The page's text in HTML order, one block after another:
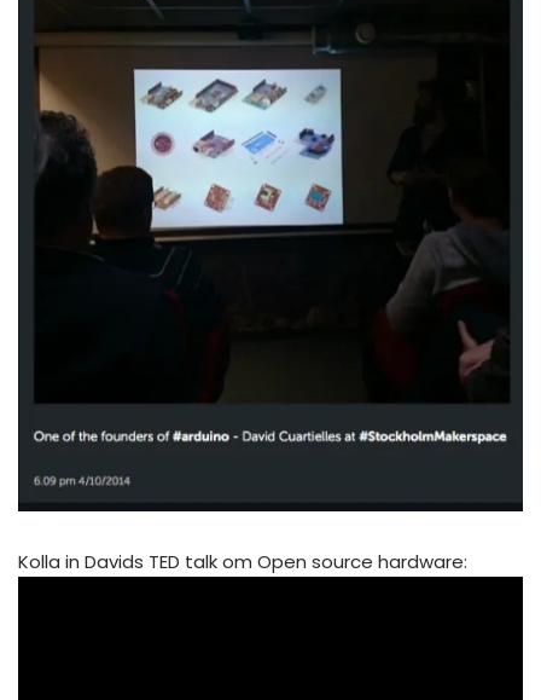
Kolla in Davids TED talk om Open source hardware: